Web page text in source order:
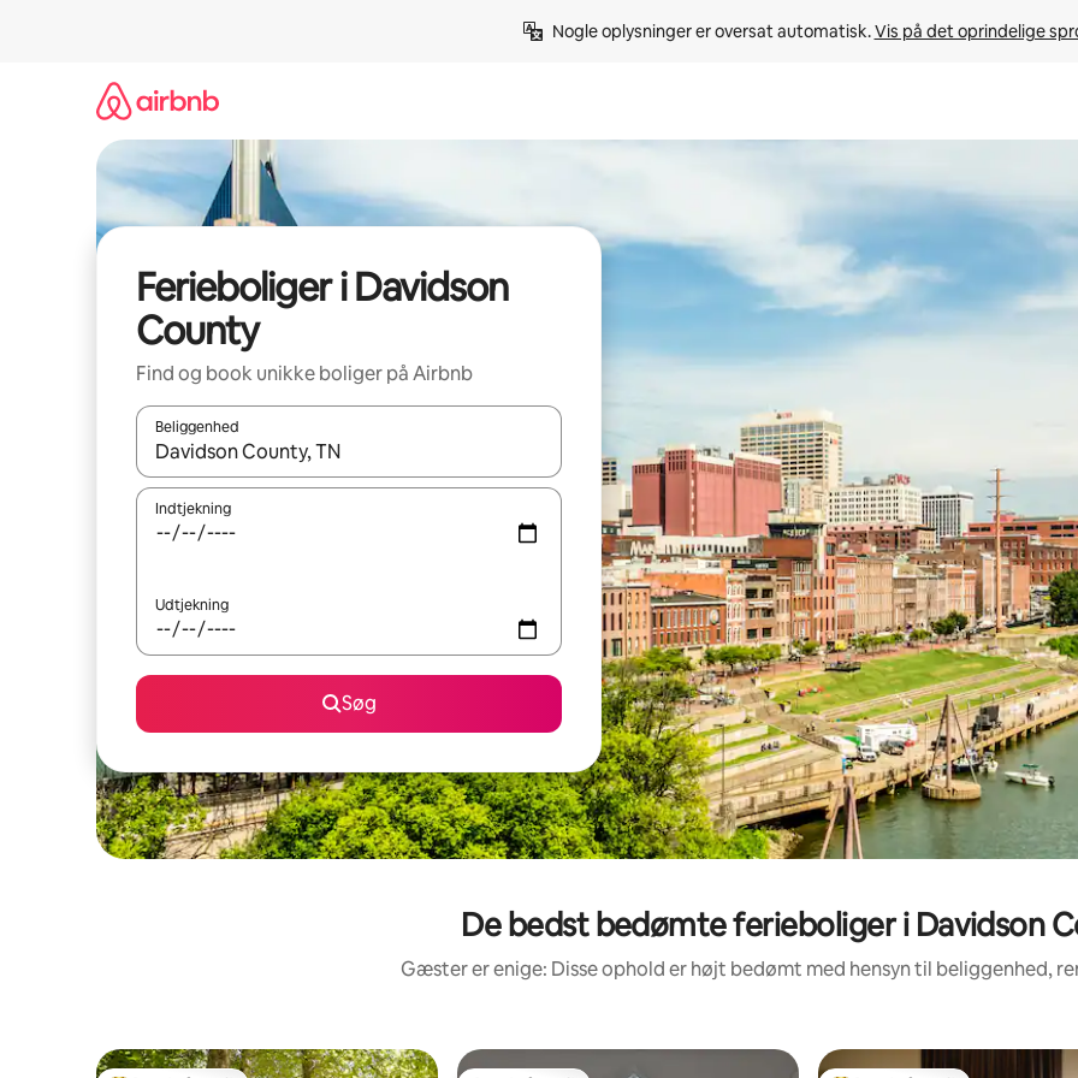
Nogle oplysninger er oversat automatisk. Vis på det oprindelige
Ferieboliger i Davidson
County
Find og book unikke boliger på Airbnb
Beliggenhed
Når resultaterne er tilgængelige, skal du navigere med piletasterne op og ned eller se mere ved at trykke eller stryge.
Indtjekning
Udtjekning
Søg
De bedst bedømte ferieboliger i Davidson
Gæster er enige: Disse ophold er højt bedømt med hensyn til beliggenhed,